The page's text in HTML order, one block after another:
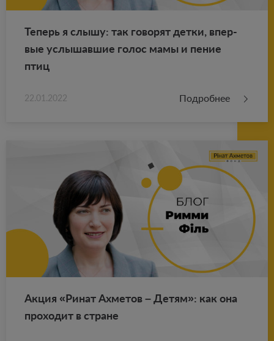
Те­перь я слышу: так го­во­рят детки, впер­
вые услы­шав­шие голос мамы и пение
птиц
22.01.2022 Подробнее
Акция «Ринат Ах­ме­тов – Детям»: как она
про­хо­дит в стране